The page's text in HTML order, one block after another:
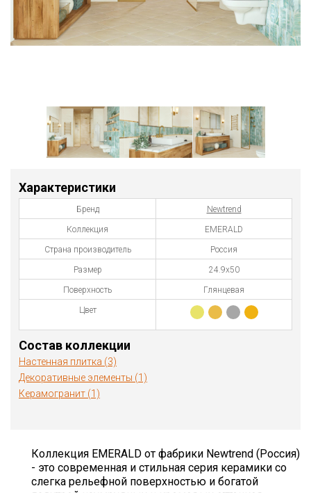
Характеристики
Бренд Newtrend
Коллекция EMERALD
Страна производитель Россия
Размер 24.9x50
Поверхность Глянцевая
Цвет
Состав коллекции
Настенная плитка (3)
Декоративные элементы (1)
Керамогранит (1)
Коллекция EMERALD от фабрики Newtrend (Россия)
- это современная и стильная серия керамики со
слегка рельефной поверхностью и богатой